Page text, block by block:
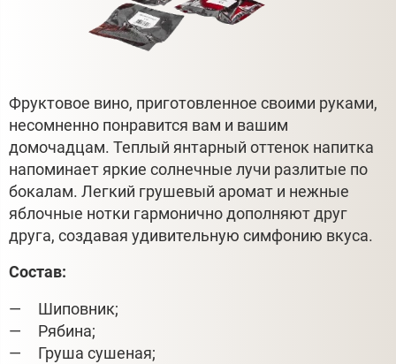
Фруктовое вино, приготовленное своими руками,
несомненно понравится вам и вашим
домочадцам. Теплый янтарный оттенок напитка
напоминает яркие солнечные лучи разлитые по
бокалам. Легкий грушевый аромат и нежные
яблочные нотки гармонично дополняют друг
друга, создавая удивительную симфонию вкуса.
Состав:
Шиповник;
Рябина;
Груша сушеная;